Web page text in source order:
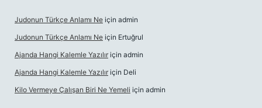
Judonun Türkçe Anlamı Ne için admin
Judonun Türkçe Anlamı Ne için Ertuğrul
Ajanda Hangi Kalemle Yazılır için admin
Ajanda Hangi Kalemle Yazılır için Deli
Kilo Vermeye Çalışan Biri Ne Yemeli için admin